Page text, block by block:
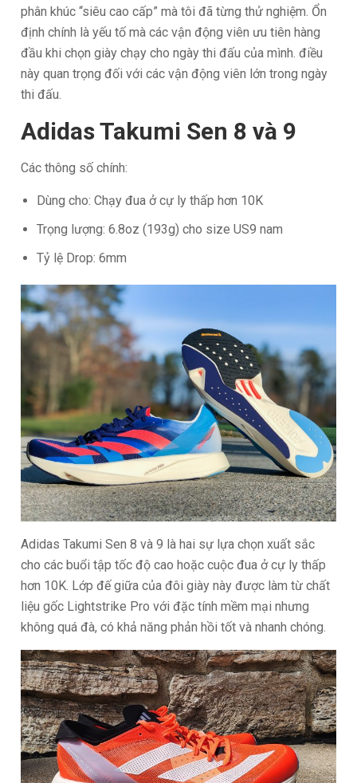
phân khúc “siêu cao cấp” mà tôi đã từng thử nghiệm. Ổn
định chính là yếu tố mà các vận động viên ưu tiên hàng
đầu khi chọn giày chạy cho ngày thi đấu của mình. điều
này quan trọng đối với các vận động viên lớn trong ngày
thi đấu.
Adidas Takumi Sen 8 và 9
Các thông số chính:
Dùng cho: Chạy đua ở cự ly thấp hơn 10K
Trọng lượng: 6.8oz (193g) cho size US9 nam
Tỷ lệ Drop: 6mm
Adidas Takumi Sen 8 và 9 là hai sự lựa chọn xuất sắc
cho các buổi tập tốc độ cao hoặc cuộc đua ở cự ly thấp
hơn 10K. Lớp đế giữa của đôi giày này được làm từ chất
liệu gốc Lightstrike Pro với đặc tính mềm mại nhưng
không quá đà, có khả năng phản hồi tốt và nhanh chóng.